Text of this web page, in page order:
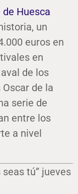
Huesca
un
euros en
en
de los
de la
serie de
entre los
a nivel
seas tú” jueves